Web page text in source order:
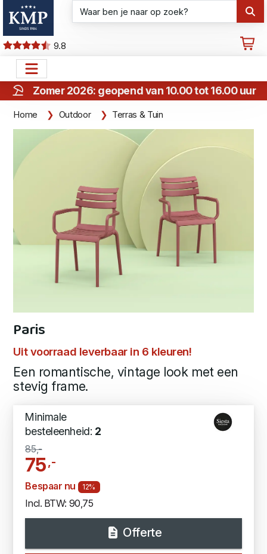
9.8
Zomer 2026: geopend van 10.00 tot 16.00 uur
Home Outdoor Terras & Tuin
Paris
Uit voorraad leverbaar in 6 kleuren!
Een romantische, vintage look met een
stevig frame.
Minimale
besteleenheid: 2
85,-
75,-
Bespaar nu 12%
Incl. BTW: 90,75
Offerte